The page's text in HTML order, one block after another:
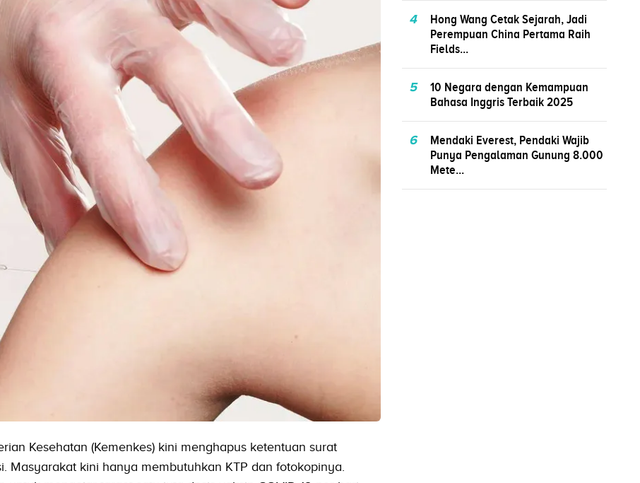
Kesehatan (Kemenkes) kini menghapus ketentuan surat
Masyarakat kini hanya membutuhkan KTP dan fotokopinya.
4
Hong Wang Cetak Sejarah, Jadi
Perempuan China Pertama Raih
Fields...
5
10 Negara dengan Kemampuan
Bahasa Inggris Terbaik 2025
6
Mendaki Everest, Pendaki Wajib
Punya Pengalaman Gunung 8.000
Mete...